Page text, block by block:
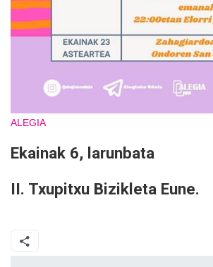
ALEGIA
Ekainak 6, larunbata
II. Txupitxu Bizikleta Eune.